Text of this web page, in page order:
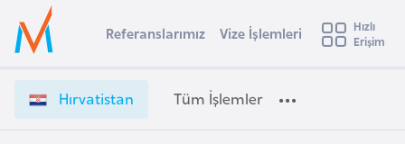
Ülke Seçimi
Başvuru yapmak istediğiniz ülkeyi seçin
Üye
Girişi
ı
v
a
e
Referanslarımız Vize İşlemleri
Hızlı
Erişim
Hırvatistan Tüm İşlemler
s
t
r
a